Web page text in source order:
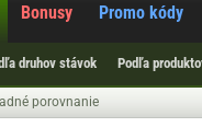
druhov stávok Podľa
Bonusy Promo kódy
porovnanie